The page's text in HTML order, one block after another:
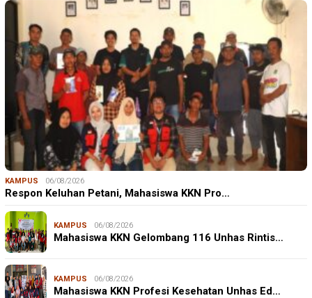
KAMPUS 06/08/2026
Respon Keluhan Petani, Mahasiswa KKN Pro…
KAMPUS 06/08/2026
Mahasiswa KKN Gelombang 116 Unhas Rintis…
KAMPUS 06/08/2026
Mahasiswa KKN Profesi Kesehatan Unhas Ed…